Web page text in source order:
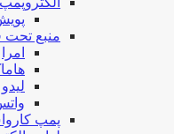
منبع تحت
امرا
لیدو
پمپ